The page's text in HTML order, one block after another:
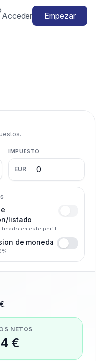
Acceder Empezar
IMPUESTO
EUR
listado
en este perfil
de moneda
.
NETOS
€